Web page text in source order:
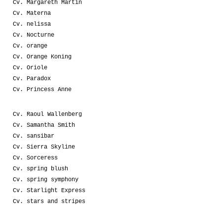
Cv. Margareth Martin
Cv. Materna
Cv. nelissa
Cv. Nocturne
Cv. orange
Cv. Orange Koning
Cv. Oriole
Cv. Paradox
Cv. Princess Anne
Cv. Raoul Wallenberg
Cv. Samantha Smith
Cv. sansibar
Cv. Sierra Skyline
Cv. Sorceress
Cv. spring blush
Cv. spring symphony
Cv. Starlight Express
Cv. stars and stripes